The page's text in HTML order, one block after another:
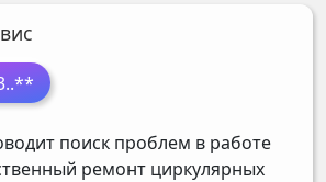
..**
поиск проблем в работе
ремонт циркулярных